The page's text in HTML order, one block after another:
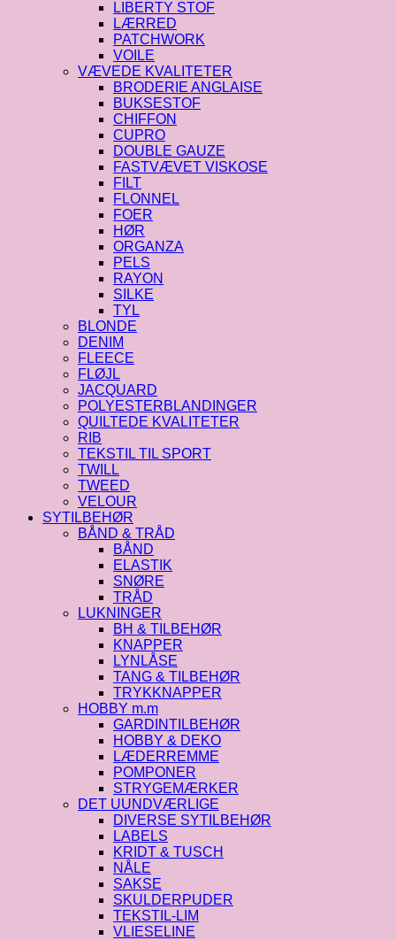
LIBERTY STOF
LÆRRED
PATCHWORK
VOILE
VÆVEDE KVALITETER
BRODERIE ANGLAISE
BUKSESTOF
CHIFFON
CUPRO
DOUBLE GAUZE
FASTVÆVET VISKOSE
FILT
FLONNEL
FOER
HØR
ORGANZA
PELS
RAYON
SILKE
TYL
BLONDE
DENIM
FLEECE
FLØJL
JACQUARD
POLYESTERBLANDINGER
QUILTEDE KVALITETER
RIB
TEKSTIL TIL SPORT
TWILL
TWEED
VELOUR
SYTILBEHØR
BÅND & TRÅD
BÅND
ELASTIK
SNØRE
TRÅD
LUKNINGER
BH & TILBEHØR
KNAPPER
LYNLÅSE
TANG & TILBEHØR
TRYKKNAPPER
HOBBY m.m
GARDINTILBEHØR
HOBBY & DEKO
LÆDERREMME
POMPONER
STRYGEMÆRKER
DET UUNDVÆRLIGE
DIVERSE SYTILBEHØR
LABELS
KRIDT & TUSCH
NÅLE
SAKSE
SKULDERPUDER
TEKSTIL-LIM
VLIESELINE